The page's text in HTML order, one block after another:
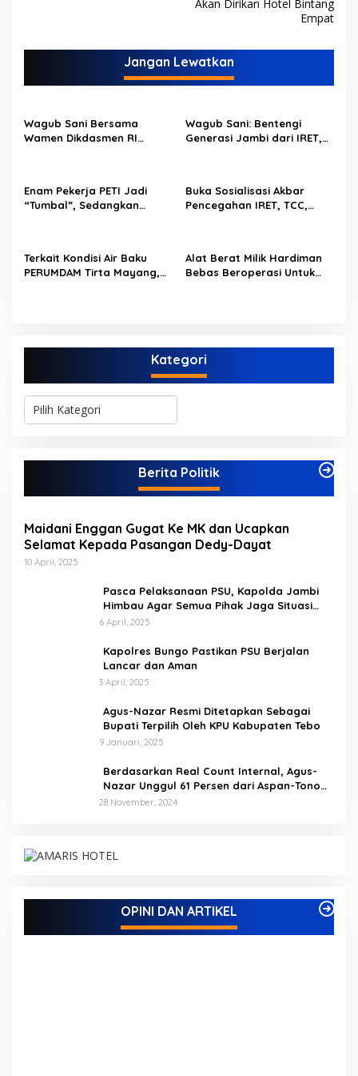
s
p
Akan Dirikan Hotel Bintang
Empat
Jangan Lewatkan
Wagub Sani Bersama
Wamen Dikdasmen RI
Pendidikan di Jambi
Wagub Sani: Bentengi
Generasi Jambi dari IRET,
Enam Pekerja PETI Jadi
“Tumbal”, Sedangkan
Buka Sosialisasi Akbar
Pencegahan IRET, TCC,
anak-anakku bisa jaga diri,
60% masa depan sudah
Terkait Kondisi Air Baku
PERUMDAM Tirta Mayang,
Alat Berat Milik Hardiman
Bebas Beroperasi Untuk
Kategori
K
g
Berita Politik
Maidani Enggan Gugat Ke MK dan Ucapkan
Selamat Kepada Pasangan Dedy-Dayat
10 April, 2025
Pasca Pelaksanaan PSU, Kapolda Jambi
Himbau Agar Semua Pihak Jaga Situasi
Kamtibmas
6 April, 2025
Kapolres Bungo Pastikan PSU Berjalan
Lancar dan Aman
3 April, 2025
Agus-Nazar Resmi Ditetapkan Sebagai
Bupati Terpilih Oleh KPU Kabupaten Tebo
9 Januari, 2025
Berdasarkan Real Count Internal, Agus-
Nazar Unggul 61 Persen dari Aspan-Tono
Hanya 39 Persen
28 November, 2024
OPINI DAN ARTIKEL
Berbasis Digital di Desa Suka Jaya
Di ADVETORIAL, BISNIS, BUNGO, DAERAH, INFORMASI, OPINI DAN
ARTIKEL, PEMERINTAHAN, PENDIDIKAN, PERISTIWA